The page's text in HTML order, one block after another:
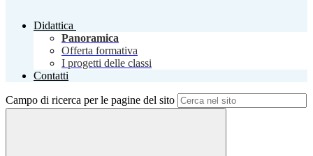
Didattica
Panoramica
Offerta formativa
I progetti delle classi
Contatti
Campo di ricerca per le pagine del sito